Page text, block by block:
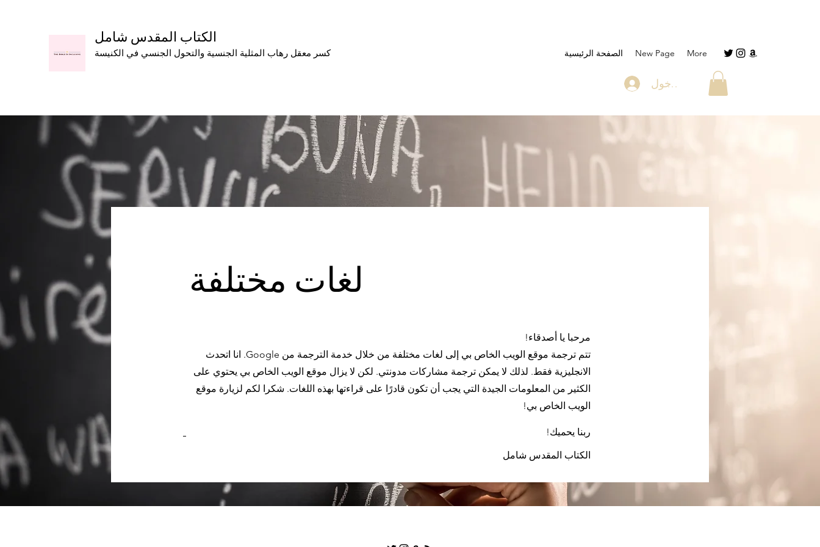
الكتاب المقدس شامل
كسر معقل رهاب المثلية الجنسية والتحول الجنسي في الكنيسة الصفحة الرئيسية New Page More
تسجيل الدخول
لغات مختلفة
مرحبا يا أصدقاء!
تتم ترجمة موقع الويب الخاص بي إلى لغات مختلفة من خلال خدمة الترجمة من Google. انا اتحدث
الانجليزية فقط. لذلك لا يمكن ترجمة مشاركات مدونتي. لكن لا يزال موقع الويب الخاص بي يحتوي على
الكثير من المعلومات الجيدة التي يجب أن تكون قادرًا على قراءتها بهذه اللغات. شكرا لكم لزيارة موقع
الويب الخاص بي!
ربنا يحميك!
الكتاب المقدس شامل